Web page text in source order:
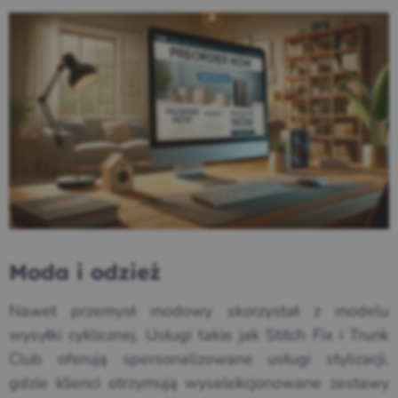
Moda i odzież
Nawet przemysł modowy skorzystał z modelu
wysyłki cyklicznej. Usługi takie jak Stitch Fix i Trunk
Club oferują spersonalizowane usługi stylizacji,
gdzie klienci otrzymują wyselekcjonowane zestawy